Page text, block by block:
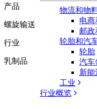
物流和物
电商
邮政
轮胎和汽
轮胎
汽车
新能
工业
行业概览
产品
螺旋输送
行业
乳制品